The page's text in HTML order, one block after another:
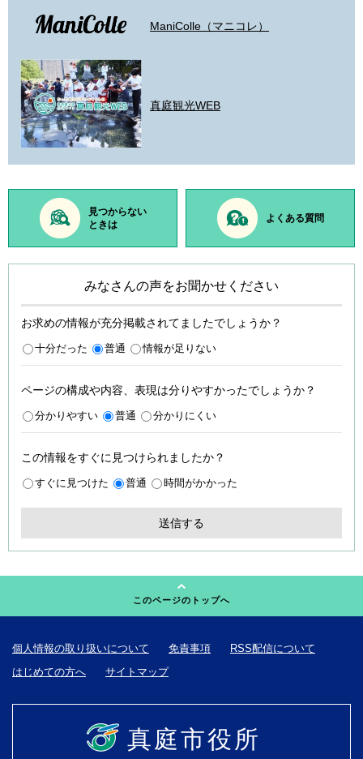
ManiColle（マニコレ）
真庭観光WEB
見つからない
ときは
よくある質問
みなさんの声をお聞かせください
お求めの情報が充分掲載されてましたでしょうか？
十分だった 普通 情報が足りない
ページの構成や内容、表現は分りやすかったでしょうか？
分かりやすい 普通 分かりにくい
この情報をすぐに見つけられましたか？
すぐに見つけた 普通 時間がかかった
このページのトップへ
個人情報の取り扱いについて 免責事項
RSS配信について
はじめての方へ
サイトマップ
真庭市役所